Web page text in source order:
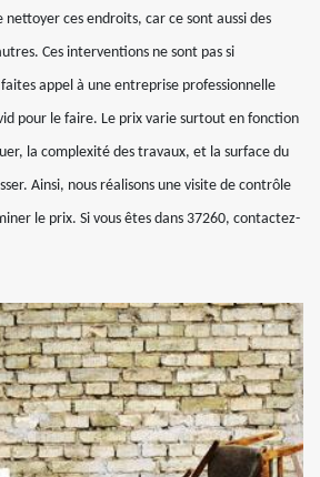
ces endroits, car ce sont aussi des
Ces interventions ne sont pas si
appel à une entreprise professionnelle
pour le faire. Le prix varie surtout en fonction
la complexité des travaux, et la surface du
Ainsi, nous réalisons une visite de contrôle
le prix. Si vous êtes dans 37260, contactez-